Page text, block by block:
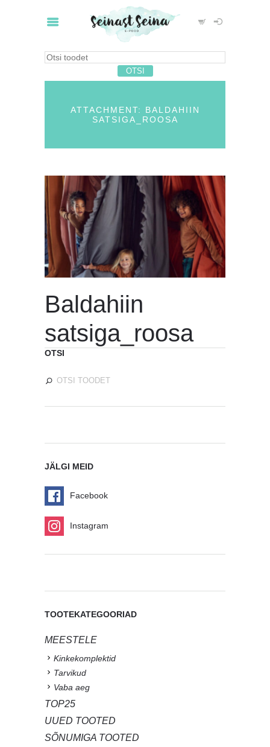
ATTACHMENT: BALDAHIIN
SATSIGA_ROOSA
Baldahiin
satsiga_roosa
OTSI
JÄLGI MEID
Facebook
Instagram
TOOTEKATEGOORIAD
MEESTELE
Kinkekomplektid
Tarvikud
Vaba aeg
TOP25
UUED TOOTED
SÕNUMIGA TOOTED